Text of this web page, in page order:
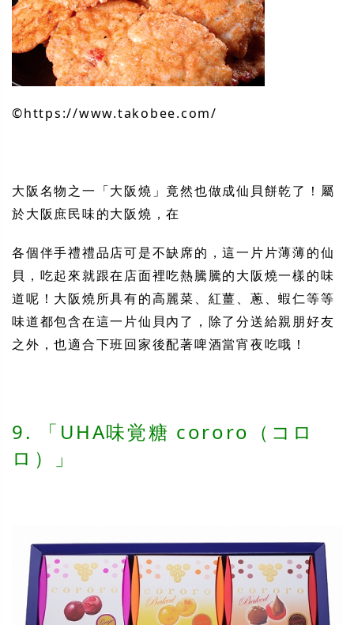
©︎https://www.takobee.com/
大阪名物之一「大阪燒」竟然也做成仙貝餅乾了！屬
於大阪庶民味的大阪燒，在
各個伴手禮禮品店可是不缺席的，這一片片薄薄的仙
貝，吃起來就跟在店面裡吃熱騰騰的大阪燒一樣的味
道呢！大阪燒所具有的高麗菜、紅薑、蔥、蝦仁等等
味道都包含在這一片仙貝內了，除了分送給親朋好友
之外，也適合下班回家後配著啤酒當宵夜吃哦！
9. 「UHA味覚糖 cororo（コロ
ロ）」